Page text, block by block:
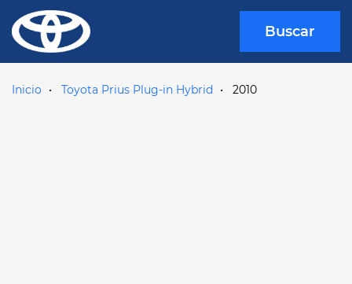
Buscar
Inicio Toyota Prius Plug-in Hybrid 2010